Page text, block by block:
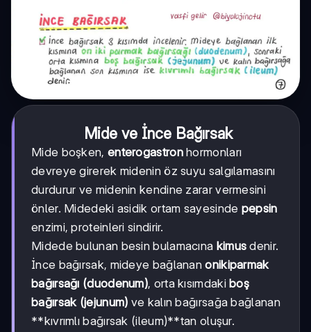
Mide ve İnce Bağırsak
Mide boşken, enterogastronhormonları
devreye girerek midenin öz suyu salgılamasını
durdurur ve midenin kendine zarar vermesini
önler. Midedeki asidik ortam sayesinde pepsin
enzimi, proteinleri sindirir.
Midede bulunan besin bulamacına kimus denir.
İnce bağırsak, mideye bağlananonikiparmak
bağırsağı (duodenum), orta kısımdaki boş
bağırsak (jejunum) ve kalın bağırsağa bağlanan
**kıvrımlı bağırsak (ileum)**tan oluşur.